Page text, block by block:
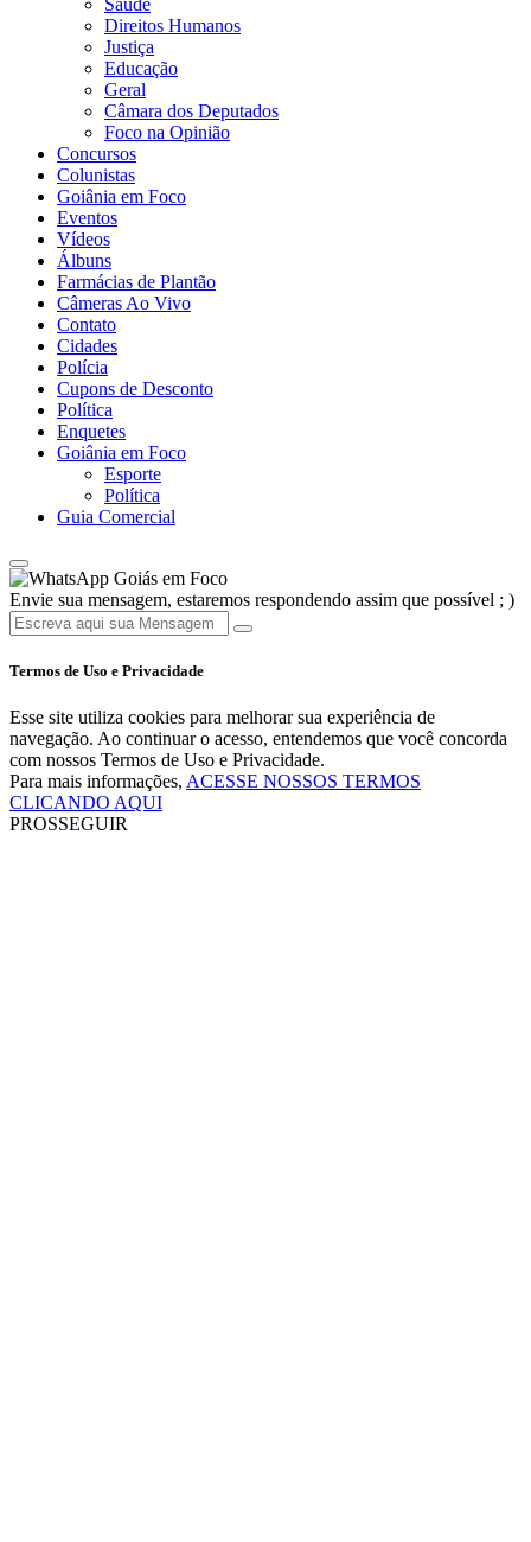
Direitos Humanos
Justiça
Educação
Geral
Câmara dos Deputados
Foco na Opinião
Concursos
Colunistas
Goiânia em Foco
Eventos
Vídeos
Álbuns
Farmácias de Plantão
Câmeras Ao Vivo
Contato
Cidades
Polícia
Cupons de Desconto
Política
Enquetes
Goiânia em Foco
Esporte
Política
Guia Comercial
Goiás em Foco
Envie sua mensagem, estaremos respondendo assim que possível ; )
Termos de Uso e Privacidade
Esse site utiliza cookies para melhorar sua experiência de
navegação. Ao continuar o acesso, entendemos que você concorda
com nossos Termos de Uso e Privacidade.
Para mais informações, ACESSE NOSSOS TERMOS
CLICANDO AQUI
PROSSEGUIR